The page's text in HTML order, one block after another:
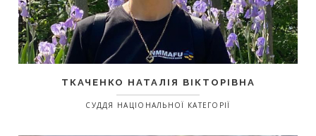
ТКАЧЕНКО НАТАЛІЯ ВІКТОРІВНА
СУДДЯ НАЦІОНАЛЬНОЇ КАТЕГОРІЇ